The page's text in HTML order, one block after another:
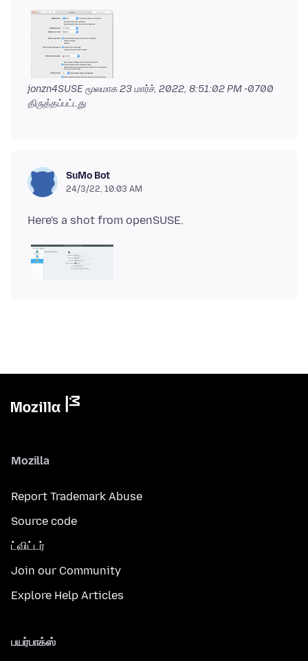
jonzn4SUSE மூலமாக23 மார்ச், 2022, 8:51:02 PM -0700
திருத்தப்பட்டது
SuMo Bot
24/3/22, 10:03 AM
Mozilla
Report Trademark Abuse
Source code
ட்விட்டர்
Join our Community
Explore Help Articles
பயர்பாக்ஸ்